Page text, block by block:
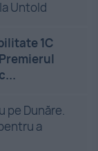
Untold
1C
Dunăre.
a